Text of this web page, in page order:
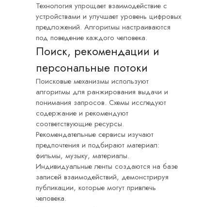
Технология упрощает взаимодействие с
устройствами и улучшает уровень цифровых
предложений. Алгоритмы настраиваются
под поведение каждого человека.
Поиск, рекомендации и
персональные потоки
Поисковые механизмы используют
алгоритмы для ранжирования выдачи и
понимания запросов. Схемы исследуют
содержание и рекомендуют
соответствующие ресурсы.
Рекомендательные сервисы изучают
предпочтения и подбирают материал:
фильмы, музыку, материалы.
Индивидуальные ленты создаются на базе
записей взаимодействий, демонстрируя
публикации, которые могут привлечь
человека.